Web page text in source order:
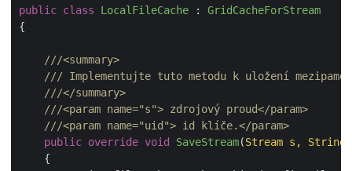
public class LocalFileCache : GridCacheForStream
{
///<summary>
/// Implementujte tuto metodu k uložení
///</summary>
///<param name="s"> zdrojový proud</param>
///<param name="uid"> id klíče.</param>
public override void SaveStream(Stream s, String
    {